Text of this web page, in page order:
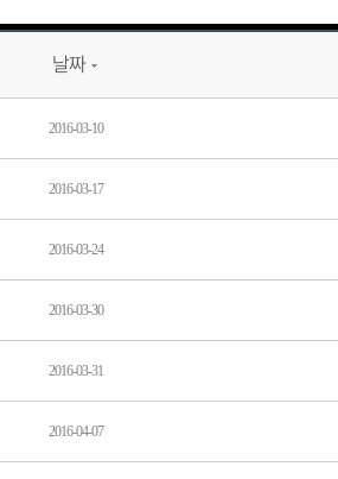
날짜
2016-03-10
2016-03-17
2016-03-24
2016-03-30
2016-03-31
2016-04-07